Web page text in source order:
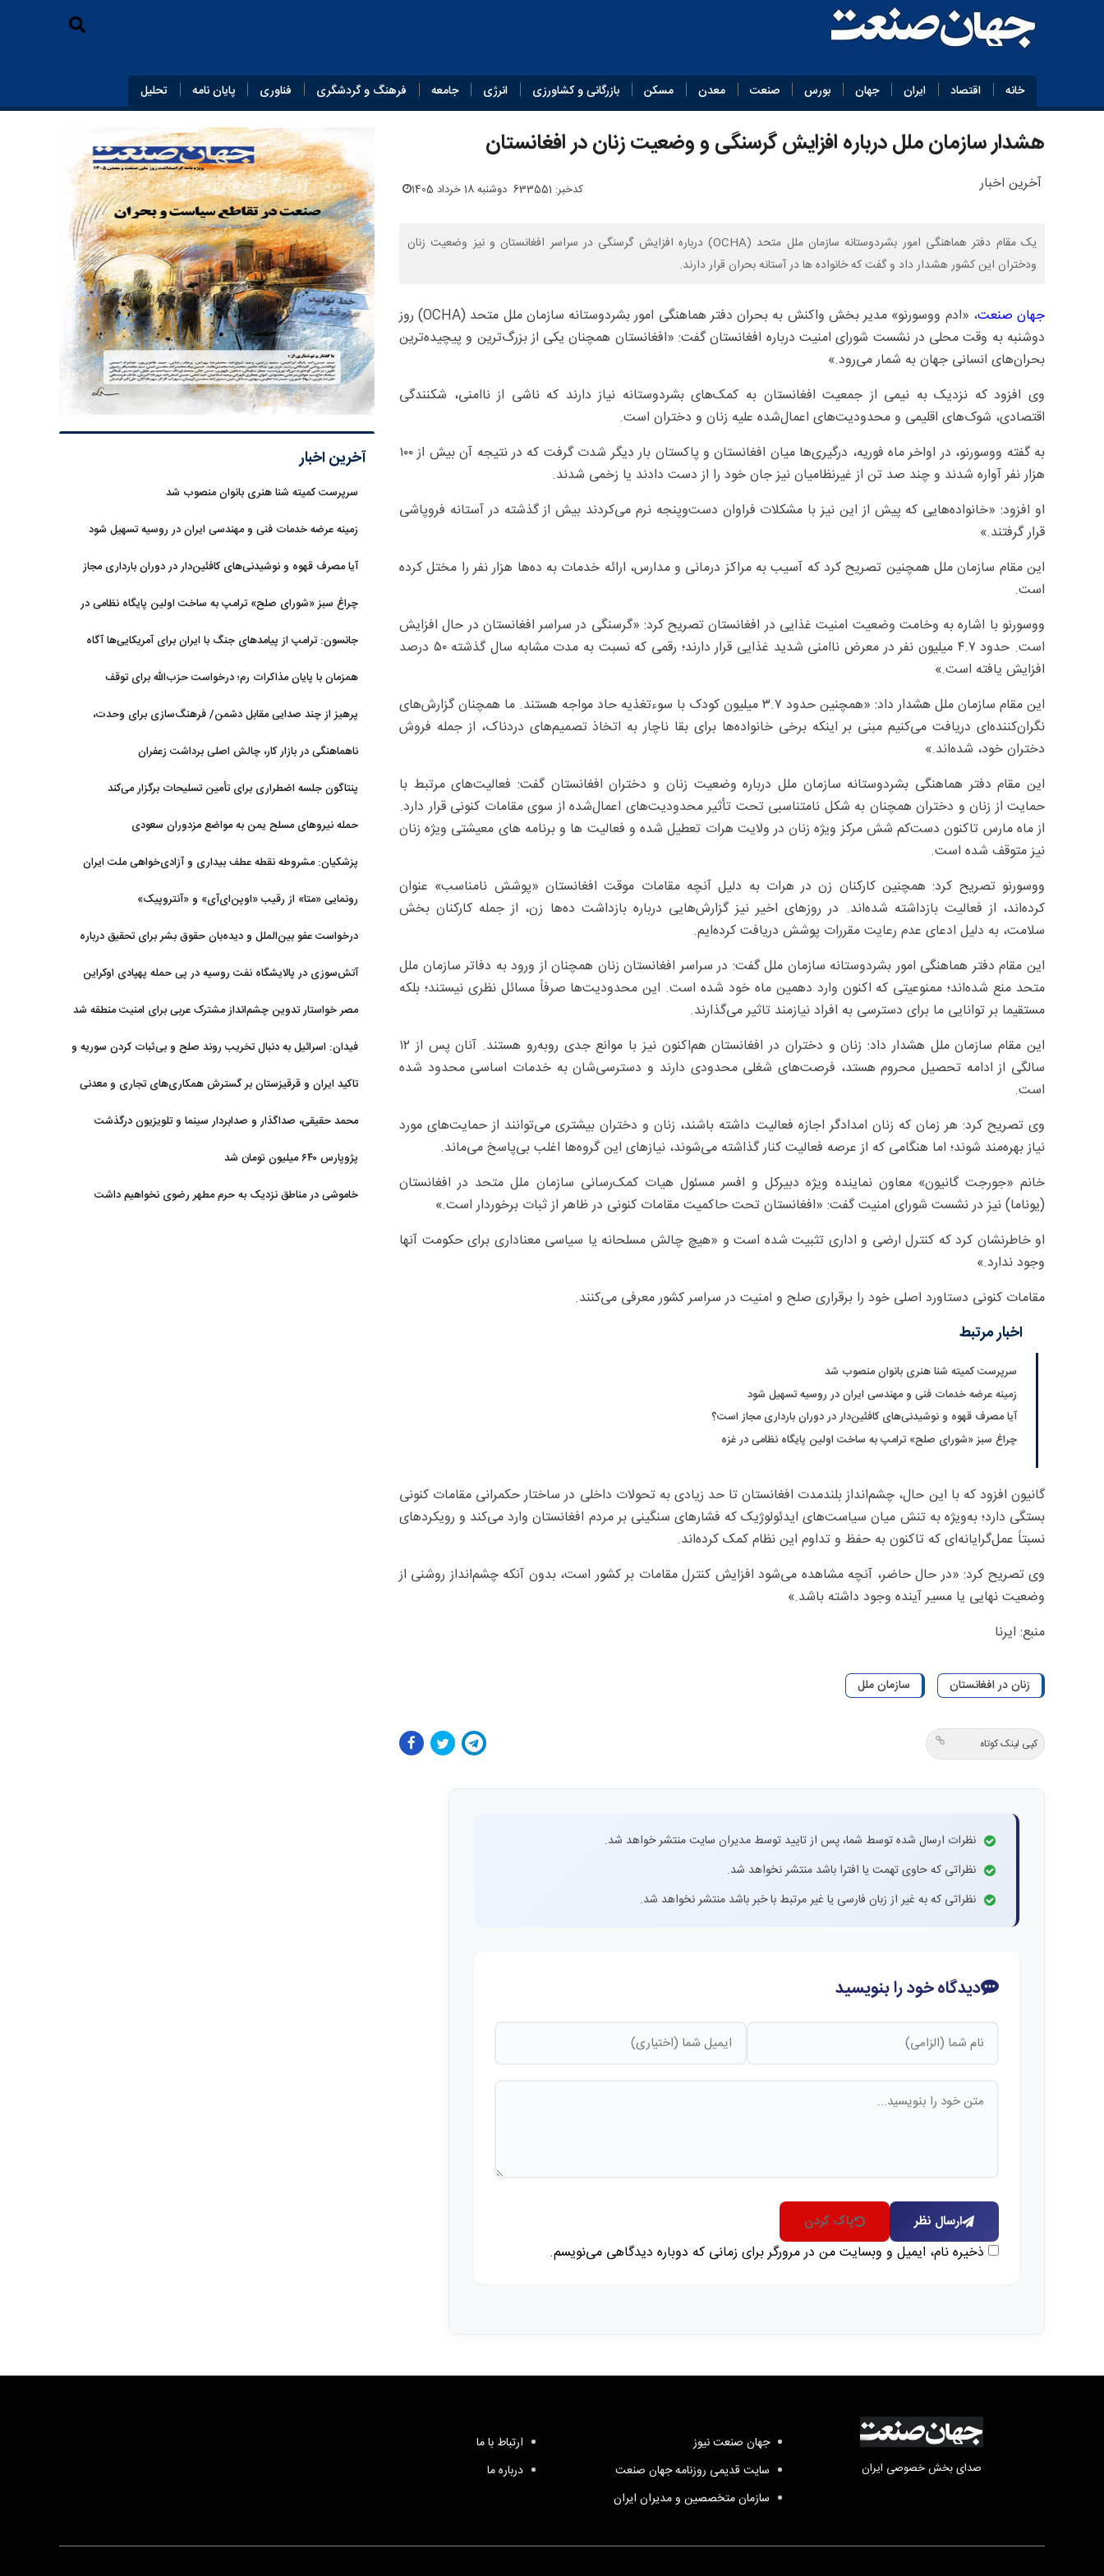
خانه اقتصاد ایران جهان بورس صنعت معدن مسکن بازرگانی و کشاورزی انرژی جامعه فرهنگ و گردشگری فناوری پایان‌ نامه تحلیل
هشدار سازمان ملل درباره افزایش گرسنگی و وضعیت زنان در افغانستان
آخرین اخبار کدخبر: 633551 دوشنبه 18 خرداد 1405
یک مقام دفتر هماهنگی امور بشردوستانه سازمان ملل متحد (OCHA) درباره افزایش گرسنگی در سراسر افغانستان و نیز وضعیت زنان
ودختران این کشور هشدار داد و گفت که خانواده ها در آستانه بحران قرار دارند.
جهان صنعت
، «ادم ووسورنو» مدیر بخش واکنش به بحران دفتر هماهنگی امور بشردوستانه سازمان ملل متحد (OCHA) روز
دوشنبه به وقت محلی در نشست شورای امنیت درباره افغانستان گفت: «افغانستان همچنان یکی از بزرگ‌ترین و پیچیده‌ترین
بحران‌های انسانی جهان به شمار می‌رود.»
وی افزود که نزدیک به نیمی از جمعیت افغانستان به کمک‌های بشردوستانه نیاز دارند که ناشی از ناامنی، شکنندگی
اقتصادی، شوک‌های اقلیمی و محدودیت‌های اعمال‌شده علیه زنان و دختران است.
به گفته ووسورنو، در اواخر ماه فوریه، درگیری‌ها میان افغانستان و پاکستان بار دیگر شدت گرفت که در نتیجه آن بیش از ۱۰۰
هزار نفر آواره شدند و چند صد تن از غیرنظامیان نیز جان خود را از دست دادند یا زخمی شدند.
او افزود: «خانواده‌هایی که پیش از این نیز با مشکلات فراوان دست‌وپنجه نرم می‌کردند بیش از گذشته در آستانه فروپاشی
قرار گرفتند.»
این مقام سازمان ملل همچنین تصریح کرد که آسیب به مراکز درمانی و مدارس، ارائه خدمات به ده‌ها هزار نفر را مختل کرده
است.
ووسورنو با اشاره به وخامت وضعیت امنیت غذایی در افغانستان تصریح کرد: «گرسنگی در سراسر افغانستان در حال افزایش
است. حدود ۴.۷ میلیون نفر در معرض ناامنی شدید غذایی قرار دارند؛ رقمی که نسبت به مدت مشابه سال گذشته ۵۰ درصد
افزایش یافته است.»
این مقام سازمان ملل هشدار داد: «همچنین حدود ۳.۷ میلیون کودک با سوءتغذیه حاد مواجه هستند. ما همچنان گزارش‌های
نگران‌کننده‌ای دریافت می‌کنیم مبنی بر اینکه برخی خانواده‌ها برای بقا ناچار به اتخاذ تصمیم‌های دردناک، از جمله فروش
دختران خود، شده‌اند.»
این مقام دفتر هماهنگی بشردوستانه سازمان ملل درباره وضعیت زنان و دختران افغانستان گفت: فعالیت‌های مرتبط با
حمایت از زنان و دختران همچنان به شکل نامتناسبی تحت تأثیر محدودیت‌های اعمال‌شده از سوی مقامات کنونی قرار دارد.
از ماه مارس تاکنون دست‌کم شش مرکز ویژه زنان در ولایت هرات تعطیل شده و فعالیت ها و برنامه های معیشتی ویژه زنان
نیز متوقف شده است.
ووسورنو تصریح کرد: همچنین کارکنان زن در هرات به دلیل آنچه مقامات موقت افغانستان «پوشش نامناسب» عنوان
کرده‌اند، از فعالیت بازداشته شده‌اند. در روزهای اخیر نیز گزارش‌هایی درباره بازداشت ده‌ها زن، از جمله کارکنان بخش
سلامت، به دلیل ادعای عدم رعایت مقررات پوشش دریافت کرده‌ایم.
این مقام دفتر هماهنگی امور بشردوستانه سازمان ملل گفت: در سراسر افغانستان زنان همچنان از ورود به دفاتر سازمان ملل
متحد منع شده‌اند؛ ممنوعیتی که اکنون وارد دهمین ماه خود شده است. این محدودیت‌ها صرفاً مسائل نظری نیستند؛ بلکه
مستقیما بر توانایی ما برای دسترسی به افراد نیازمند تاثیر می‌گذارند.
این مقام سازمان ملل هشدار داد: زنان و دختران در افغانستان هم‌اکنون نیز با موانع جدی روبه‌رو هستند. آنان پس از ۱۲
سالگی از ادامه تحصیل محروم‌ هستد، فرصت‌های شغلی محدودی دارند و دسترسی‌شان به خدمات اساسی محدود شده
است.
وی تصریح کرد: هر زمان که زنان امدادگر اجازه فعالیت داشته باشند، زنان و دختران بیشتری می‌توانند از حمایت‌های مورد
نیاز بهره‌مند شوند؛ اما هنگامی که از عرصه فعالیت کنار گذاشته می‌شوند، نیازهای این گروه‌ها اغلب بی‌پاسخ می‌ماند.
خانم «جورجت گانیون» معاون نماینده ویژه دبیرکل و افسر مسئول هیات کمک‌رسانی سازمان ملل متحد در افغانستان
(یوناما) نیز در نشست شورای امنیت گفت: «افغانستان تحت حاکمیت مقامات کنونی در ظاهر از ثبات برخوردار است.»
او خاطرنشان کرد که کنترل ارضی و اداری تثبیت شده است و «هیچ چالش مسلحانه یا سیاسی معناداری برای حکومت آنها
وجود ندارد.»
مقامات کنونی دستاورد اصلی خود را برقراری صلح و امنیت در سراسر کشور معرفی می‌کنند.
اخبار مرتبط
سرپرست کمیته شنا هنری بانوان منصوب شد
زمینه عرضه خدمات فنی و مهندسی ایران در روسیه تسهیل شود
آیا مصرف قهوه و نوشیدنی‌های کافئین‌دار در دوران بارداری مجاز است؟
چراغ سبز «شورای صلح» ترامپ به ساخت اولین پایگاه نظامی در غزه
گانیون افزود که با این حال، چشم‌انداز بلندمدت افغانستان تا حد زیادی به تحولات داخلی در ساختار حکمرانی مقامات کنونی
بستگی دارد؛ به‌ویژه به تنش میان سیاست‌های ایدئولوژیک که فشارهای سنگینی بر مردم افغانستان وارد می‌کند و رویکردهای
نسبتاً عمل‌گرایانه‌ای که تاکنون به حفظ و تداوم این نظام کمک کرده‌اند.
وی تصریح کرد: «در حال حاضر، آنچه مشاهده می‌شود افزایش کنترل مقامات بر کشور است، بدون آنکه چشم‌انداز روشنی از
وضعیت نهایی یا مسیر آینده وجود داشته باشد.»
منبع: ایرنا
زنان در افغانستان سازمان ملل
کپی لینک کوتاه
نظرات ارسال شده توسط شما، پس از تایید توسط مدیران سایت منتشر خواهد شد.
نظراتی که حاوی تهمت یا افترا باشد منتشر نخواهد شد.
نظراتی که به غیر از زبان فارسی یا غیر مرتبط با خبر باشد منتشر نخواهد شد.
دیدگاه خود را بنویسید
ارسال نظر پاک کردن
ذخیره نام، ایمیل و وبسایت من در مرورگر برای زمانی که دوباره دیدگاهی می‌نویسم.
آخرین اخبار
سرپرست کمیته شنا هنری بانوان منصوب شد
زمینه عرضه خدمات فنی و مهندسی ایران در روسیه تسهیل شود
آیا مصرف قهوه و نوشیدنی‌های کافئین‌دار در دوران بارداری مجاز
چراغ سبز «شورای صلح» ترامپ به ساخت اولین پایگاه نظامی در
جانسون: ترامپ از پیامدهای جنگ با ایران برای آمریکایی‌ها آگاه
همزمان با پایان مذاکرات رم؛ درخواست حزب‌الله برای توقف
پرهیز از چند صدایی مقابل دشمن/ فرهنگ‌سازی برای وحدت،
ناهماهنگی در بازار کار، چالش اصلی برداشت زعفران
پنتاگون جلسه اضطراری برای تأمین تسلیحات برگزار می‌کند
حمله نیروهای مسلح یمن به مواضع مزدوران سعودی
پزشکیان: مشروطه نقطه عطف بیداری و آزادی‌خواهی ملت ایران
رونمایی «متا» از رقیب «اوپن‌ای‌آی» و «آنتروپیک»
درخواست عفو بین‌الملل و دیده‌بان حقوق بشر برای تحقیق درباره
آتش‌سوزی در پالایشگاه نفت روسیه در پی حمله پهپادی اوکراین
مصر خواستار تدوین چشم‌انداز مشترک عربی برای امنیت منطقه شد
فیدان: اسرائیل به دنبال تخریب روند صلح و بی‌ثبات کردن سوریه و
تاکید ایران و قرقیزستان بر گسترش همکاری‌های تجاری و معدنی
محمد حقیقی، صداگذار و صدابردار سینما و تلویزیون درگذشت
پژوپارس ۶۴۰ میلیون تومان شد
خاموشی در مناطق نزدیک به حرم مطهر رضوی نخواهیم داشت
صدای بخش خصوصی ایران
جهان صنعت نیوز
سایت قدیمی روزنامه جهان صنعت
سازمان متخصصین و مدیران ایران
ارتباط با ما
درباره ما